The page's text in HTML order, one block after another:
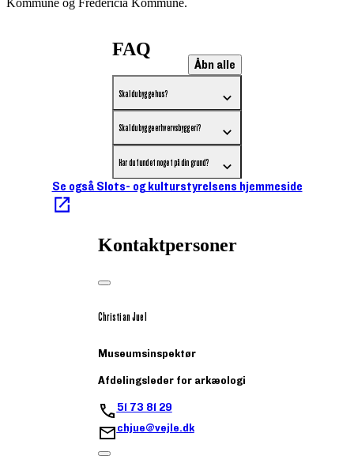
FAQ
Åbn alle
Skal du bygge hus?
Skal du bygge erhvervsbyggeri?
Har du fundet noget på din grund?
Se også Slots- og kulturstyrelsens hjemmeside
Kontaktpersoner
Christian Juel
Museumsinspektør
Afdelingsleder for arkæologi
51 73 81 29
chjue@vejle.dk